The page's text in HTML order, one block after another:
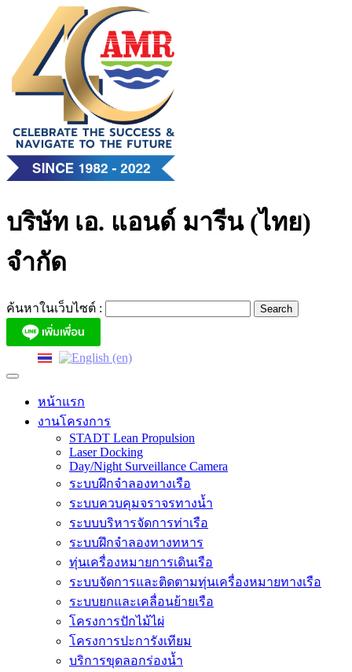
content
บริษัท เอ. แอนด์ มารีน (ไทย)
จำกัด
ค้นหาในเว็บไซต์ :
หน้าแรก
งานโครงการ
STADT Lean Propulsion
Laser Docking
Day/Night Surveillance Camera
ระบบฝึกจำลองทางเรือ
ระบบควบคุมจราจรทางน้ำ
ระบบบริหารจัดการท่าเรือ
ระบบฝึกจำลองทางทหาร
ทุ่นเครื่องหมายการเดินเรือ
ระบบจัดการและติดตามทุ่นเครื่องหมายทางเรือ
ระบบยกและเคลื่อนย้ายเรือ
โครงการปักไม้ไผ่
โครงการปะการังเทียม
บริการขุดลอกร่องน้ำ